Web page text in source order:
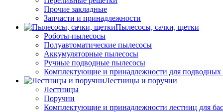
Прочие закладные
Запчасти и принадлежности
Пылесосы, сачки, щетки
Роботы-пылесосы
Полуавтоматические пылесосы
Аккумуляторные пылесосы
Ручные подводные пылесосы
Комплектующие и принадлежности для подводных
Лестницы и поручни
Лестницы
Поручни
Комплектующие и принадлежности лестниц для